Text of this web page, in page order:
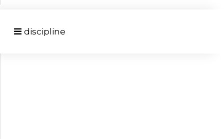
discipline